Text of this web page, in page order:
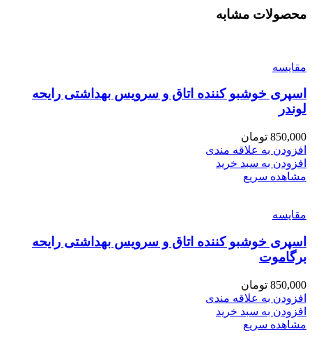
محصولات مشابه
مقایسه
اسپری خوشبو کننده اتاق و سرویس بهداشتی رایحه
لوندر
850,000 تومان
افزودن به علاقه مندی
افزودن به سبد خرید
مشاهده سریع
مقایسه
اسپری خوشبو کننده اتاق و سرویس بهداشتی رایحه
برگاموت
850,000 تومان
افزودن به علاقه مندی
افزودن به سبد خرید
مشاهده سریع